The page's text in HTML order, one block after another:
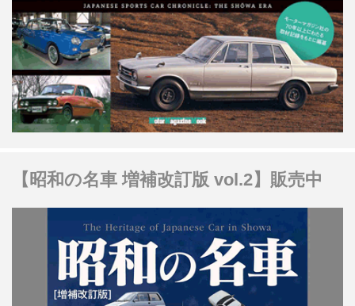
【昭和の名車 増補改訂版 vol.2】販売中